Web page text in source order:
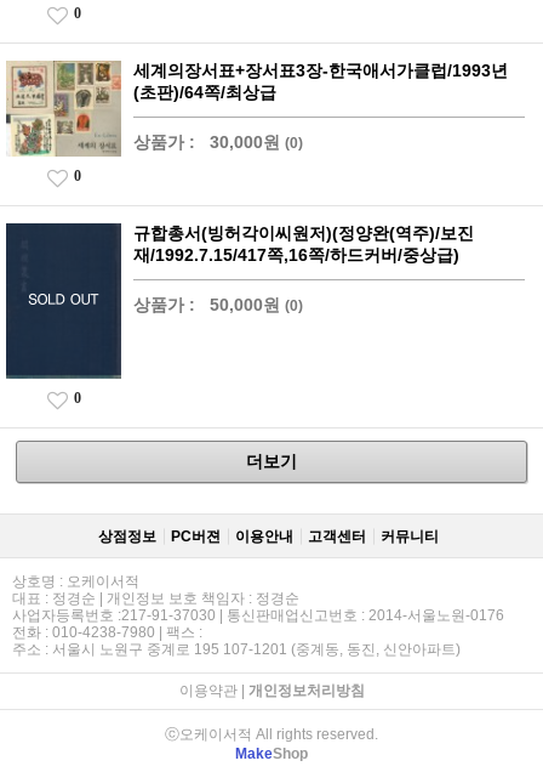
0
세계의장서표+장서표3장-한국애서가클럽/1993년
(초판)/64쪽/최상급
상품가 : 30,000원 (0)
0
규합총서(빙허각이씨원저)(정양완(역주)/보진
재/1992.7.15/417쪽,16쪽/하드커버/중상급)
상품가 : 50,000원 (0)
0
더보기
상점정보 PC버젼 이용안내 고객센터 커뮤니티
상호명 : 오케이서적
대표 : 정경순 | 개인정보 보호 책임자 : 정경순
사업자등록번호 :217-91-37030 | 통신판매업신고번호 : 2014-서울노원-0176
전화 : 010-4238-7980 | 팩스 :
주소 : 서울시 노원구 중계로 195 107-1201 (중계동, 동진, 신안아파트)
이용약관| 개인정보처리방침
ⓒ오케이서적 All rights reserved.
MakeShop